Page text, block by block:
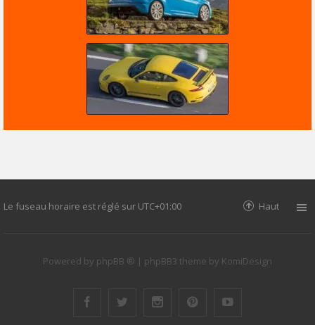
Le fuseau horaire est réglé sur UTC+01:00 Haut
Powered by phpBB ® | phpBB3 theme by KomiDesign